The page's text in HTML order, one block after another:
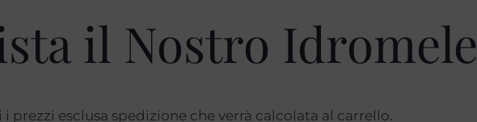
il Nostro Idromele
i prezzi esclusa spedizione che verrà calcolata al carrello.